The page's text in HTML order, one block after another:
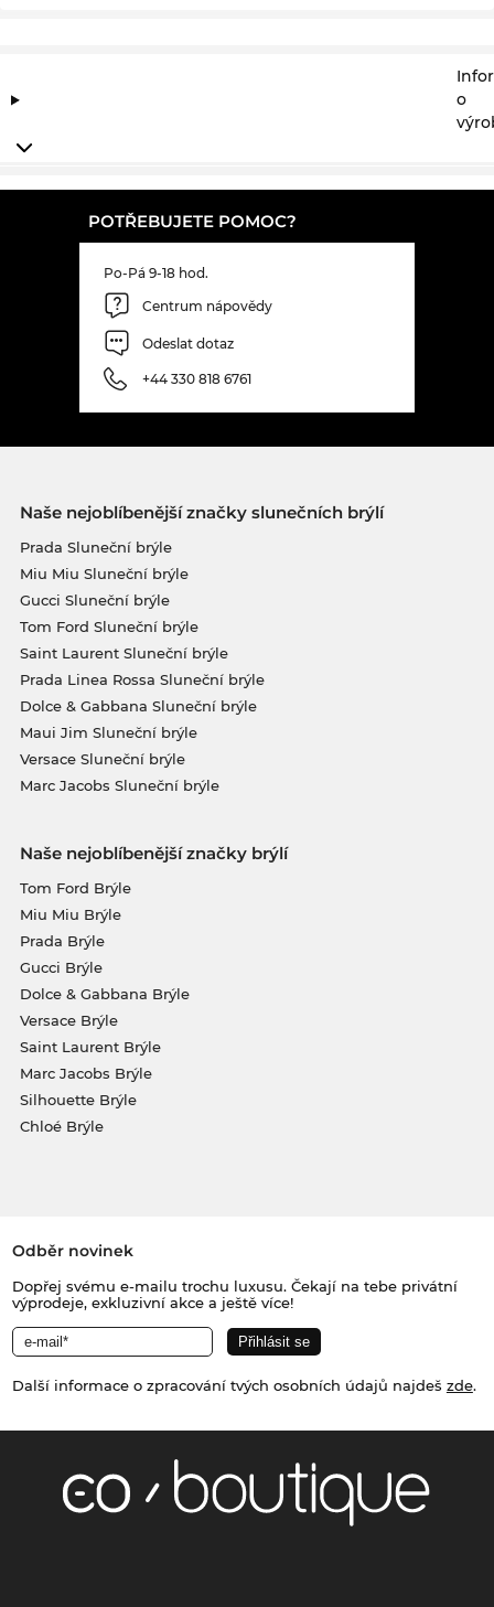
o
POTŘEBUJETE POMOC?
Po-Pá 9-18 hod.
Centrum nápovědy
Odeslat dotaz
+44 330 818 6761
Naše nejoblíbenější značky slunečních brýlí
Prada Sluneční brýle
Miu Miu Sluneční brýle
Gucci Sluneční brýle
Tom Ford Sluneční brýle
Saint Laurent Sluneční brýle
Prada Linea Rossa Sluneční brýle
Dolce & Gabbana Sluneční brýle
Maui Jim Sluneční brýle
Versace Sluneční brýle
Marc Jacobs Sluneční brýle
Naše nejoblíbenější značky brýlí
Tom Ford Brýle
Miu Miu Brýle
Prada Brýle
Gucci Brýle
Dolce & Gabbana Brýle
Versace Brýle
Saint Laurent Brýle
Marc Jacobs Brýle
Silhouette Brýle
Chloé Brýle
Odběr novinek
Dopřej svému e-mailu trochu luxusu. Čekají na tebe privátní
výprodeje, exkluzivní akce a ještě více!
Další informace o zpracování tvých osobních údajů najdeš zde.